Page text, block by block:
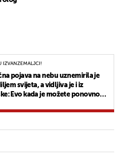
IZVANZEMALJCI!
pojava na nebu uznemirila je
svijeta, a vidljiva je i iz
Evo kada je možete ponovno